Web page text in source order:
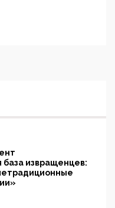
база извращенцев: